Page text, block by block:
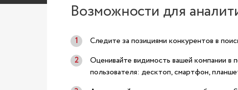
Возможности для
Следите за позициями конкурентов в
Оценивайте видимость вашей компании в
пользователя: десктоп, смартфон,